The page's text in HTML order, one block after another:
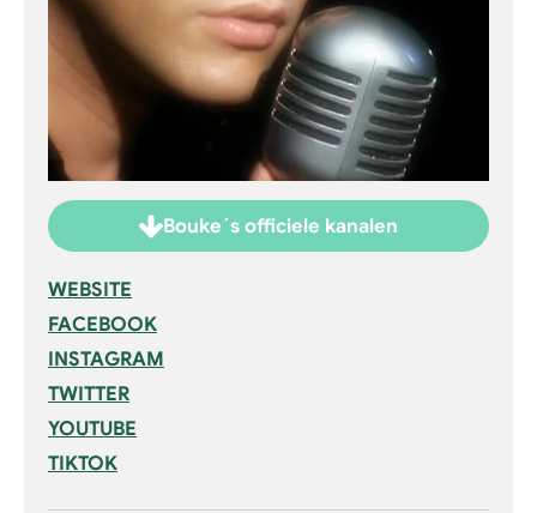
Bouke´s officiele kanalen
WEBSITE
FACEBOOK
INSTAGRAM
TWITTER
YOUTUBE
TIKTOK